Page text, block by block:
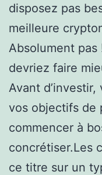
disposez pas
meilleure
Absolument pas
devriez faire
Avant
vos objectifs de
commencer à
concrétiser.Les
ce titre sur un